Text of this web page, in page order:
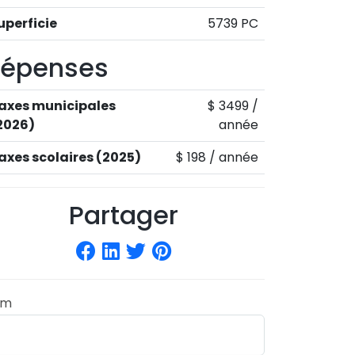
5739 PC
municipales
$ 3499 /
année
scolaires (2025)
$ 198 / année
Partager